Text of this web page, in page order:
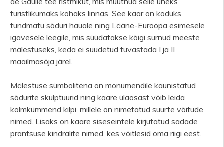
turistlikumaks kohaks linnas. See kaar on koduks
tundmatu sõduri hauale ning Lääne-Euroopa esimesele
igavesele leegile, mis süüdatakse kõigi surnud meeste
mälestuseks, keda ei suudetud tuvastada I ja II
maailmasõja järel.
Mälestuse sümbolitena on monumendile kaunistatud
sõdurite skulptuurid ning kaare ülaosast võib leida
kolmkümmend kilpi, millele on nimetatud suurte võitude
nimed. Lisaks on kaare siseseintele kirjutatud sadade
prantsuse kindralite nimed, kes võitlesid oma riigi eest.